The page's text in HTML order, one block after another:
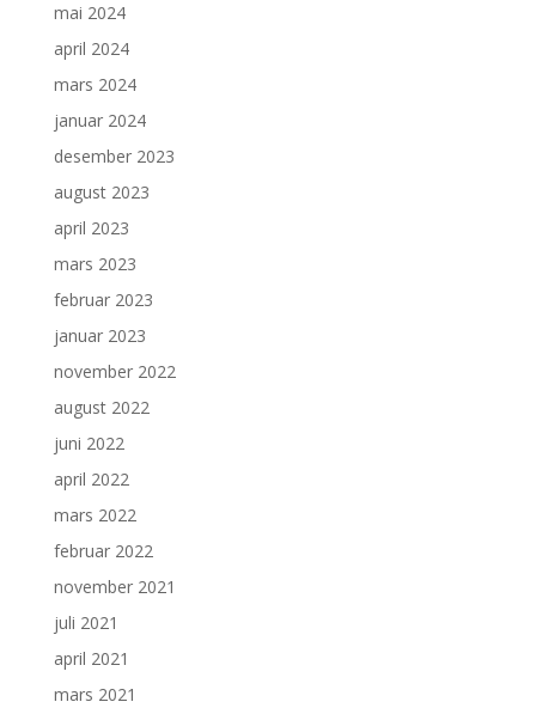
mai 2024
april 2024
mars 2024
januar 2024
desember 2023
august 2023
april 2023
mars 2023
februar 2023
januar 2023
november 2022
august 2022
juni 2022
april 2022
mars 2022
februar 2022
november 2021
juli 2021
april 2021
mars 2021